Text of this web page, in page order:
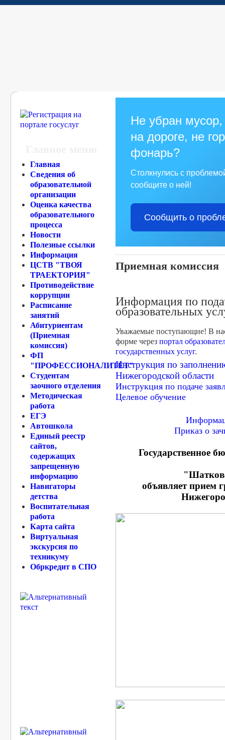
Главная
Сведения об
образовательной
организации
Оценка качества
образовательного
процесса
Новости
Полезные ссылки
Информация
ЦСТВ "ТВОЯ
ТРАЕКТОРИЯ"
Противодействие
коррупции
Расписание
занятий
Абитуриентам
(Приемная
комиссия)
ФП
"ПРОФЕССИОНАЛИТЕТ"
Студентам
заочного отделения
Методическая
работа
ЕГЭ
Автошкола
Единый реестр
сайтов,
содержащих
запрещенную
информацию
Навигаторы
детства
Воспитательная
работа
Карта сайта
Виртуальная
экскурсия по
техникуму
Обркредит в СПО
Не убран
на дороге, не
фонарь?
Столкнулись с
сообщите о ней!
Сообщить о
Приемная комиссия
Информация по
образовательных
Уважаемые поступающие! В
форме через портал
государственных услуг.
Инструкция по
Нижегородской области
Инструкция по подаче
Целевое обучение
Приказ о
Государственное
объявляет прием